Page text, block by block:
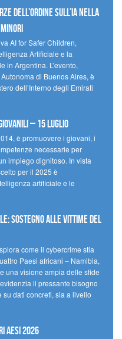
dell’ordine sull’IA nella
AI for Safer Children,
Artificiale e la
in Argentina. L’evento,
di Buenos Aires, è
dell’Interno degli Emirati
– 15 luglio
è promuovere i giovani, i
necessarie per
impiego dignitoso. In vista
per il 2025 è
artificiale e le
sostegno alle vittime del
come il cybercrime stia
Paesi africani – Namibia,
una visione ampia delle sfide
il pressante bisogno
dati concreti, sia a livello
2026